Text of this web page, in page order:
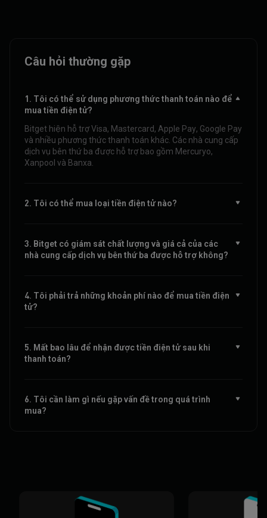
Câu hỏi thường gặp
1. Tôi có thể sử dụng phương thức thanh toán nào để
mua tiền điện tử?
Bitget hiện hỗ trợ Visa, Mastercard, Apple Pay, Google Pay
và nhiều phương thức thanh toán khác. Các nhà cung cấp
dịch vụ bên thứ ba được hỗ trợ bao gồm Mercuryo,
Xanpool và Banxa.
2. Tôi có thể mua loại tiền điện tử nào?
3. Bitget có giám sát chất lượng và giá cả của các
nhà cung cấp dịch vụ bên thứ ba được hỗ trợ không?
4. Tôi phải trả những khoản phí nào để mua tiền điện
tử?
5. Mất bao lâu để nhận được tiền điện tử sau khi
thanh toán?
6. Tôi cần làm gì nếu gặp vấn đề trong quá trình
mua?